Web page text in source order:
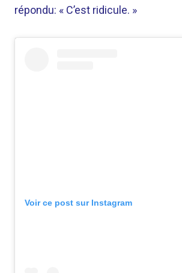
répondu: « C’est ridicule. »
Voir ce post sur Instagram